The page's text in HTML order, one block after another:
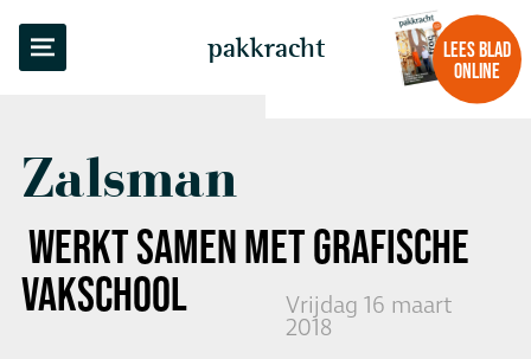
pakkracht
LEES BLAD
ONLINE
Zalsman
WERKT SAMEN METGRAFISCHE
VAKSCHOOL
Vrijdag 16 maart
2018
TERUG NAAR OVERZICHT